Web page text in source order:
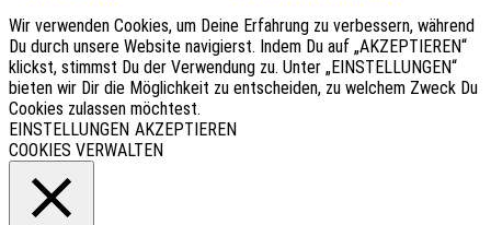
Wir verwenden Cookies, um Deine Erfahrung zu verbessern, während
Du durch unsere Website navigierst. Indem Du auf „AKZEPTIEREN“
klickst, stimmst Du der Verwendung zu. Unter „EINSTELLUNGEN“
bieten wir Dir die Möglichkeit zu entscheiden, zu welchem Zweck Du
Cookies zulassen möchtest.
EINSTELLUNGEN AKZEPTIEREN
COOKIES VERWALTEN